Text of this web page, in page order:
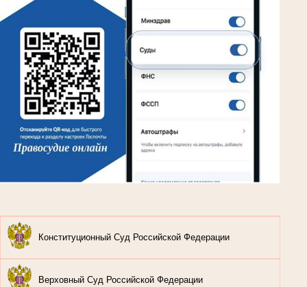
Конституционный Суд Российской Федерации
Верховный Суд Российской Федерации